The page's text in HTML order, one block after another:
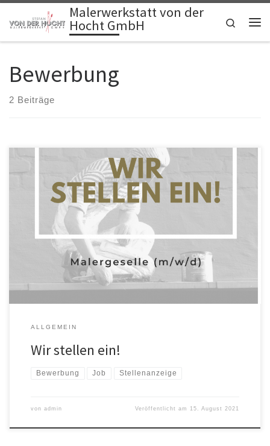
Zum Inhalt springenMalerwerkstatt von der
Hocht GmbH
Search
Bewerbung
2 Beiträge
Wir stellen ein: Zum nächst möglichen Termin -> Malergesellen
(m/w/d). […]
ALLGEMEIN
Wir stellen ein!
Bewerbung Job Stellenanzeige
von admin Veröffentlicht am 15. August 2021